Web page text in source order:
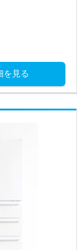
を見る